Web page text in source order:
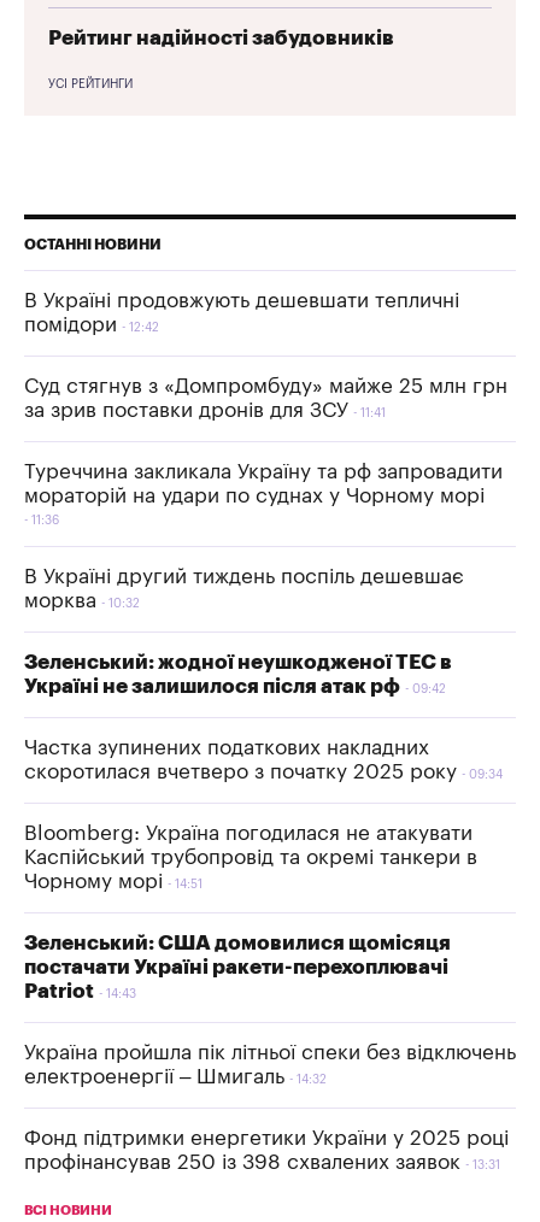
Рейтинг надійності забудовників
УСІ РЕЙТИНГИ
ОСТАННІ НОВИНИ
В Україні продовжують дешевшати тепличні
помідори
12:42
Суд стягнув з «Домпромбуду» майже 25 млн грн
за зрив поставки дронів для ЗСУ
11:41
Туреччина закликала Україну та рф запровадити
мораторій на удари по суднах у Чорному морі
11:36
В Україні другий тиждень поспіль дешевшає
морква
10:32
Зеленський: жодної неушкодженої ТЕС в
Україні не залишилося після атак рф
09:42
Частка зупинених податкових накладних
скоротилася вчетверо з початку 2025 року
09:34
Bloomberg: Україна погодилася не атакувати
Каспійський трубопровід та окремі танкери в
Чорному морі
14:51
Зеленський: США домовилися щомісяця
постачати Україні ракети-перехоплювачі
Patriot
14:43
Україна пройшла пік літньої спеки без відключень
електроенергії – Шмигаль
14:32
Фонд підтримки енергетики України у 2025 році
профінансував 250 із 398 схвалених заявок
13:31
ВСІ НОВИНИ